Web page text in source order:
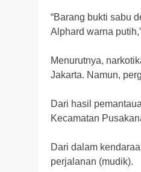
“Barang bukti sabu
Alphard warna
Menurutnya,
Jakarta. Namun,
Dari hasil
Kecamatan
Dari dalam
perjalanan (mudik).